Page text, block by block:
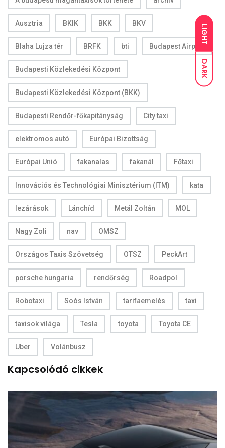
LIGHT
DARK
Ausztria BKIK BKK BKV
Blaha Lujza tér BRFK bti Budapest Airport
Budapesti Közlekedési Központ
Budapesti Közlekedési Központ (BKK)
Budapesti Rendőr-főkapitányság City taxi
elektromos autó Európai Bizottság
Európai Unió fakanalas fakanál Főtaxi
Innovációs és Technológiai Minisztérium (ITM) kata
lezárások Lánchíd Metál Zoltán MOL
Nagy Zoli nav OMSZ
Országos Taxis Szövetség OTSZ PeckArt
porsche hungaria rendőrség Roadpol
Robotaxi Soós István tarifaemelés taxi
taxisok világa Tesla toyota Toyota CE
Uber Volánbusz
Kapcsolódó cikkek